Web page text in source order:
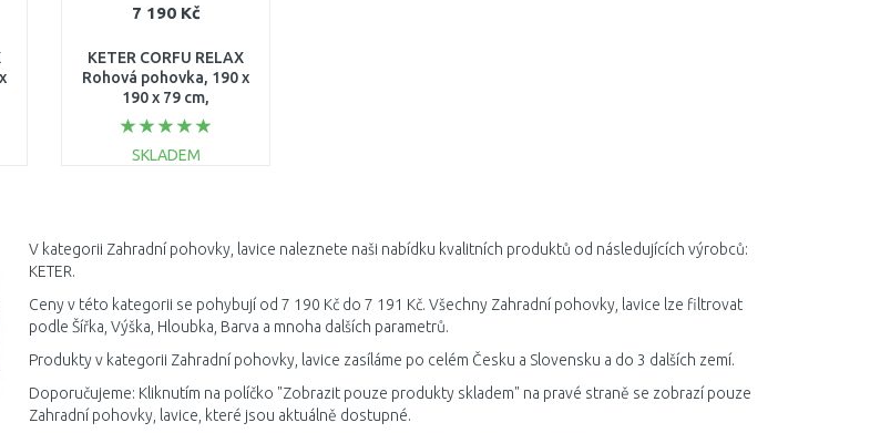
7 190 Kč
KETER CORFU RELAX
Rohová pohovka, 190 x
190 x 79 cm,
hnědá/béžová
17208435
SKLADEM
Porovnat
V kategorii Zahradní pohovky, lavice naleznete naši nabídku kvalitních produktů od následujících výrobců:
KETER.
Ceny v této kategorii se pohybují od 7 190 Kč do 7 191 Kč. Všechny Zahradní pohovky, lavice lze filtrovat
podle Šířka, Výška, Hloubka, Barva a mnoha dalších parametrů.
Produkty v kategorii Zahradní pohovky, lavice zasíláme po celém Česku a Slovensku a do 3 dalších zemí.
Doporučujeme: Kliknutím na políčko "Zobrazit pouze produkty skladem" na pravé straně se zobrazí pouze
Zahradní pohovky, lavice, které jsou aktuálně dostupné.